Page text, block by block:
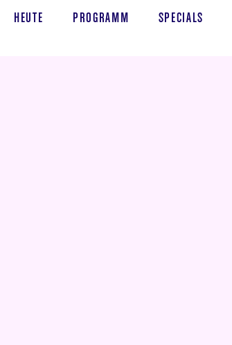
HEUTE PROGRAMM SPECIALS